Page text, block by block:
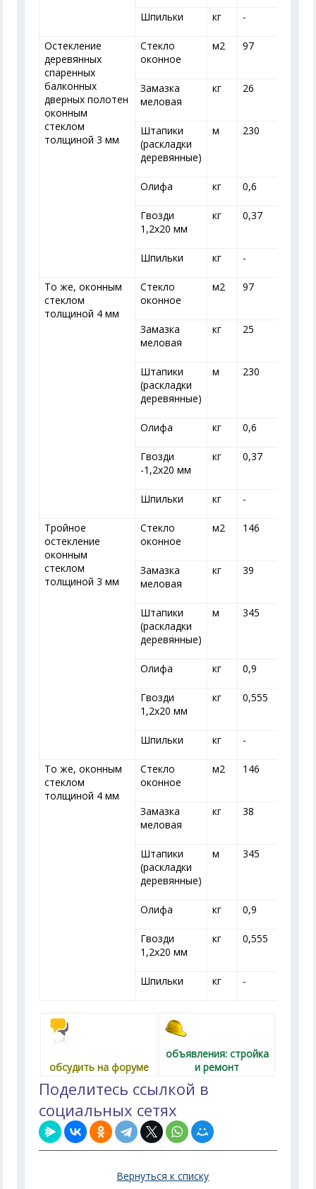
Шпильки кг -
Остекление
деревянных
спаренных
балконных
дверных полотен
оконным
стеклом
толщиной 3 мм
Стекло
оконное
м2 97
Замазка
меловая
кг 26
Штапики
(раскладки
деревянные)
м 230
Олифа кг 0,6
Гвозди
1,2x20 мм
кг 0,37
Шпильки кг -
То же, оконным
стеклом
толщиной 4 мм
Стекло
оконное
м2 97
Замазка
меловая
кг 25
Штапики
(раскладки
деревянные)
м 230
Олифа кг 0,6
Гвозди
-1,2x20 мм
кг 0,37
Шпильки кг -
Тройное
остекление
оконным
стеклом
толщиной 3 мм
Стекло
оконное
м2 146
Замазка
меловая
кг 39
Штапики
(раскладки
деревянные)
м 345
Олифа кг 0,9
Гвозди
1,2x20 мм
кг 0,555
Шпильки кг -
То же, оконным
стеклом
толщиной 4 мм
Стекло
оконное
м2 146
Замазка
меловая
кг 38
Штапики
(раскладки
деревянные)
м 345
Олифа кг 0,9
Гвозди
1,2x20 мм
кг 0,555
Шпильки кг -
обсудить на форуме
объявления: стройка
и ремонт
Поделитесь ссылкой в
социальных сетях
Вернуться к списку